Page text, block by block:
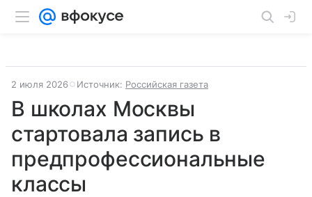
2 июля 2026 Источник: Российская газета
В школах Москвы
стартовала запись в
предпрофессиональные
классы